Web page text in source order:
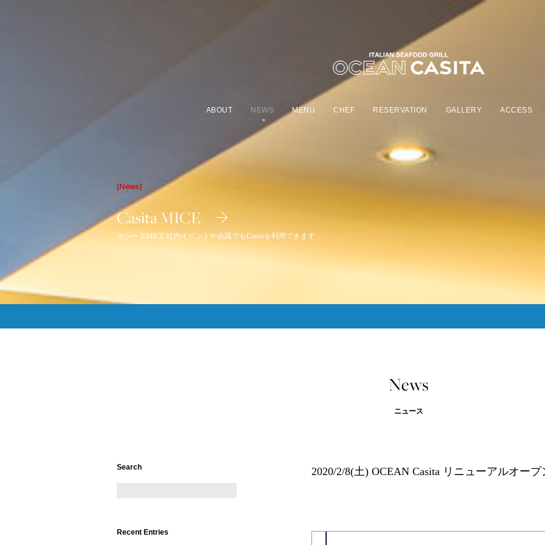
ABOUT NEWS MENU CHEF RESERVATION GALLERY ACCESS
[News]
Casita MICE
カシータMICE 社内イベントや会議でもCasitaを利用できます
News
ニュース
Search
Recent Entries
2020/2/8(土) OCEAN Casita リニューアルオープ